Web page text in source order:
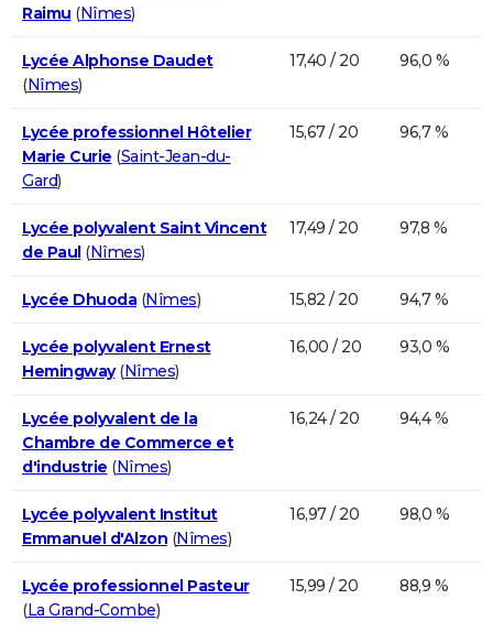
Raimu (Nîmes)
Lycée Alphonse Daudet
(Nîmes)
17,40 / 20 96,0 %
Lycée professionnel Hôtelier
Marie Curie (Saint-Jean-du-
Gard)
15,67 / 20 96,7 %
Lycée polyvalent Saint Vincent
de Paul(Nîmes)
17,49 / 20 97,8 %
Lycée Dhuoda(Nîmes) 15,82 / 20 94,7 %
Lycée polyvalent Ernest
Hemingway(Nîmes)
16,00 / 20 93,0 %
Lycée polyvalent de la
Chambre de Commerce et
d'industrie (Nîmes)
16,24 / 20 94,4 %
Lycée polyvalent Institut
Emmanuel d'Alzon (Nîmes)
16,97 / 20 98,0 %
Lycée professionnel Pasteur
(La Grand-Combe)
15,99 / 20 88,9 %